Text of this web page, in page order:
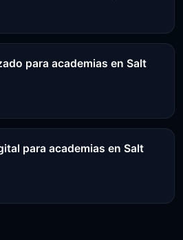
para academias en Salt
para academias en Salt